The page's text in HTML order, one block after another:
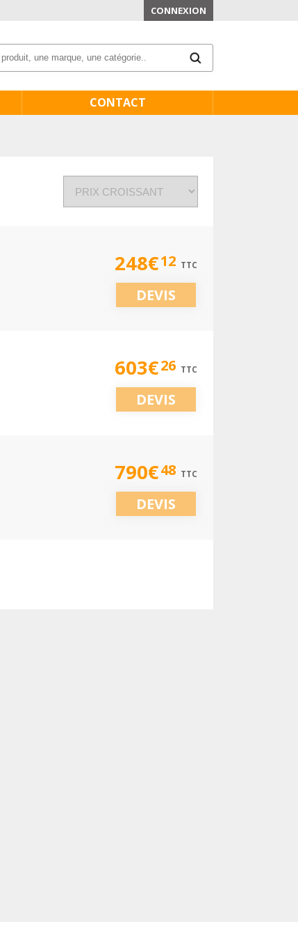
CONNEXION
CONTACT
248€12 TTC
DEVIS
603€26 TTC
DEVIS
790€48 TTC
DEVIS